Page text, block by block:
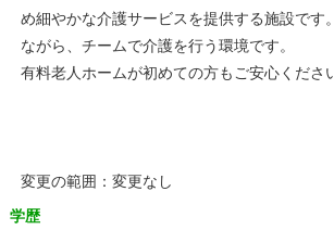
め細やかな介護サービスを提供する施設です
ながら、チームで介護を行う環境です。
有料老人ホームが初めての方もご安心くださ
変更の範囲：変更なし
学歴